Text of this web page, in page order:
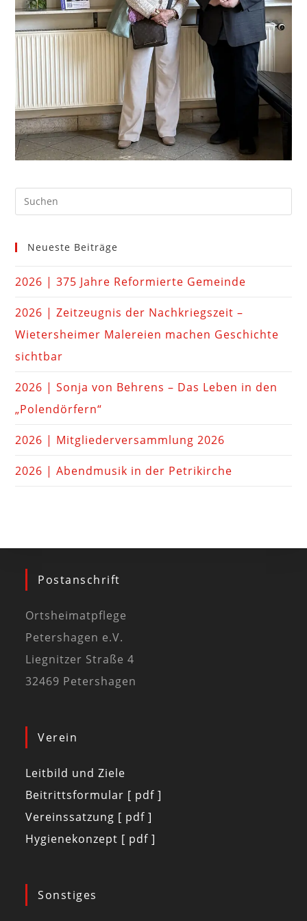
Neueste Beiträge
2026 | 375 Jahre Reformierte Gemeinde
2026 | Zeitzeugnis der Nachkriegszeit –
Wietersheimer Malereien machen Geschichte
sichtbar
2026 | Sonja von Behrens – Das Leben in den
„Polendörfern“
2026 | Mitgliederversammlung 2026
2026 | Abendmusik in der Petrikirche
Postanschrift
Ortsheimatpflege
Petershagen e.V.
Liegnitzer Straße 4
32469 Petershagen
Verein
Leitbild und Ziele
Beitrittsformular [ pdf ]
Vereinssatzung [ pdf ]
Hygienekonzept [ pdf ]
Sonstiges